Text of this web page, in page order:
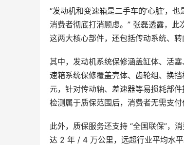
“发动机和变速箱是二手车的‘心脏’，
消费者彻底打消顾虑。” 张磊透露，
这两大核心部件，还包括传动系统、
其中，发动机系统保修涵盖缸体、活
速箱系统保修覆盖壳体、齿轮组、换
元，针对传动轴、差速器等易损耗部
检测属于质保范围后，消费者无需支
此外，质保服务还支持 “全国联保”，
达 2 年 / 4 万公里，远超行业平均水平